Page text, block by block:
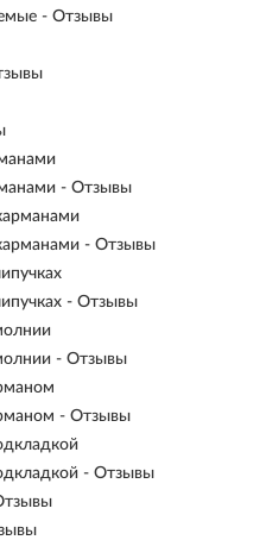
- Отзывы
- Отзывы
- Отзывы
- Отзывы
- Отзывы
- Отзывы
- Отзывы